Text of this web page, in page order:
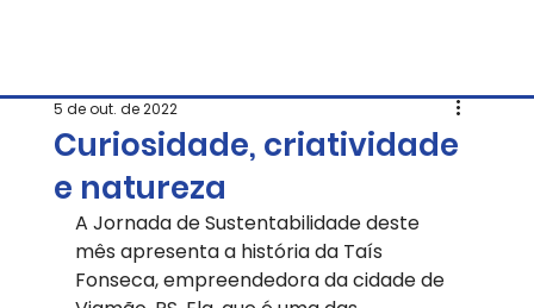
Curiosidade, criatividade
e natureza
5 de out. de 2022
A Jornada de Sustentabilidade deste
mês apresenta a história da Taís
Fonseca, empreendedora da cidade de